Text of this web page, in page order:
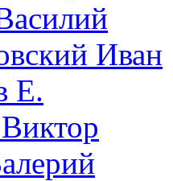
Иван
Е.